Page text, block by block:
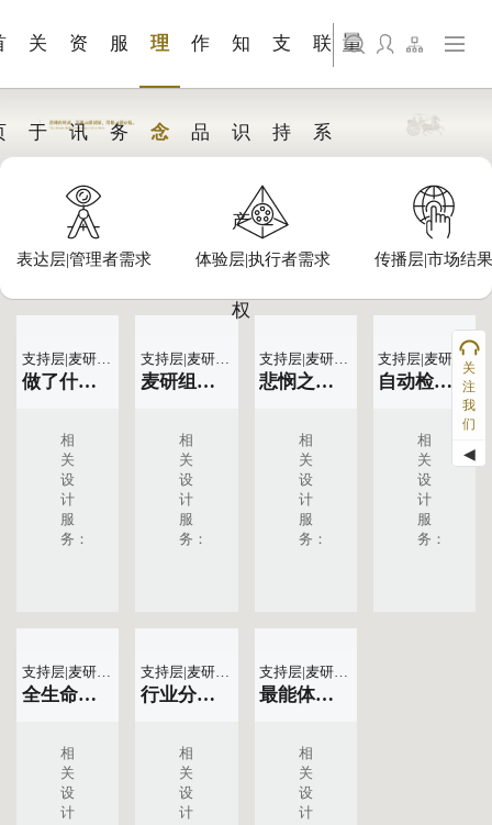
关
于
资
讯
服
务
理
念
作
品
知
识
产
权
支
持
联
系
旗下公司名称四
表达层|管理者需求 体验层|执行者需求 传播层|市场结果
支持层|麦研团队
做了什么并不重要，意味着什么才是核心！
相
关
设
计
服
务：
支持层|麦研团队
麦研组织架构白皮书
相
关
设
计
服
务：
支持层|麦研团队
悲悯之心|设计师|作品
相
关
设
计
服
务：
支持层|麦研团队
自动检测视频源播放解决方案
相
关
设
计
服
务：
支持层|麦研团队
全生命周期品牌建设与运营
相
关
设
计
支持层|麦研团队
行业分类与需求解决方案矩阵‌
相
关
设
计
支持层|麦研团队
最能体现思想和谋略的符号或图标
相
关
设
计
关
注
我
们
◀